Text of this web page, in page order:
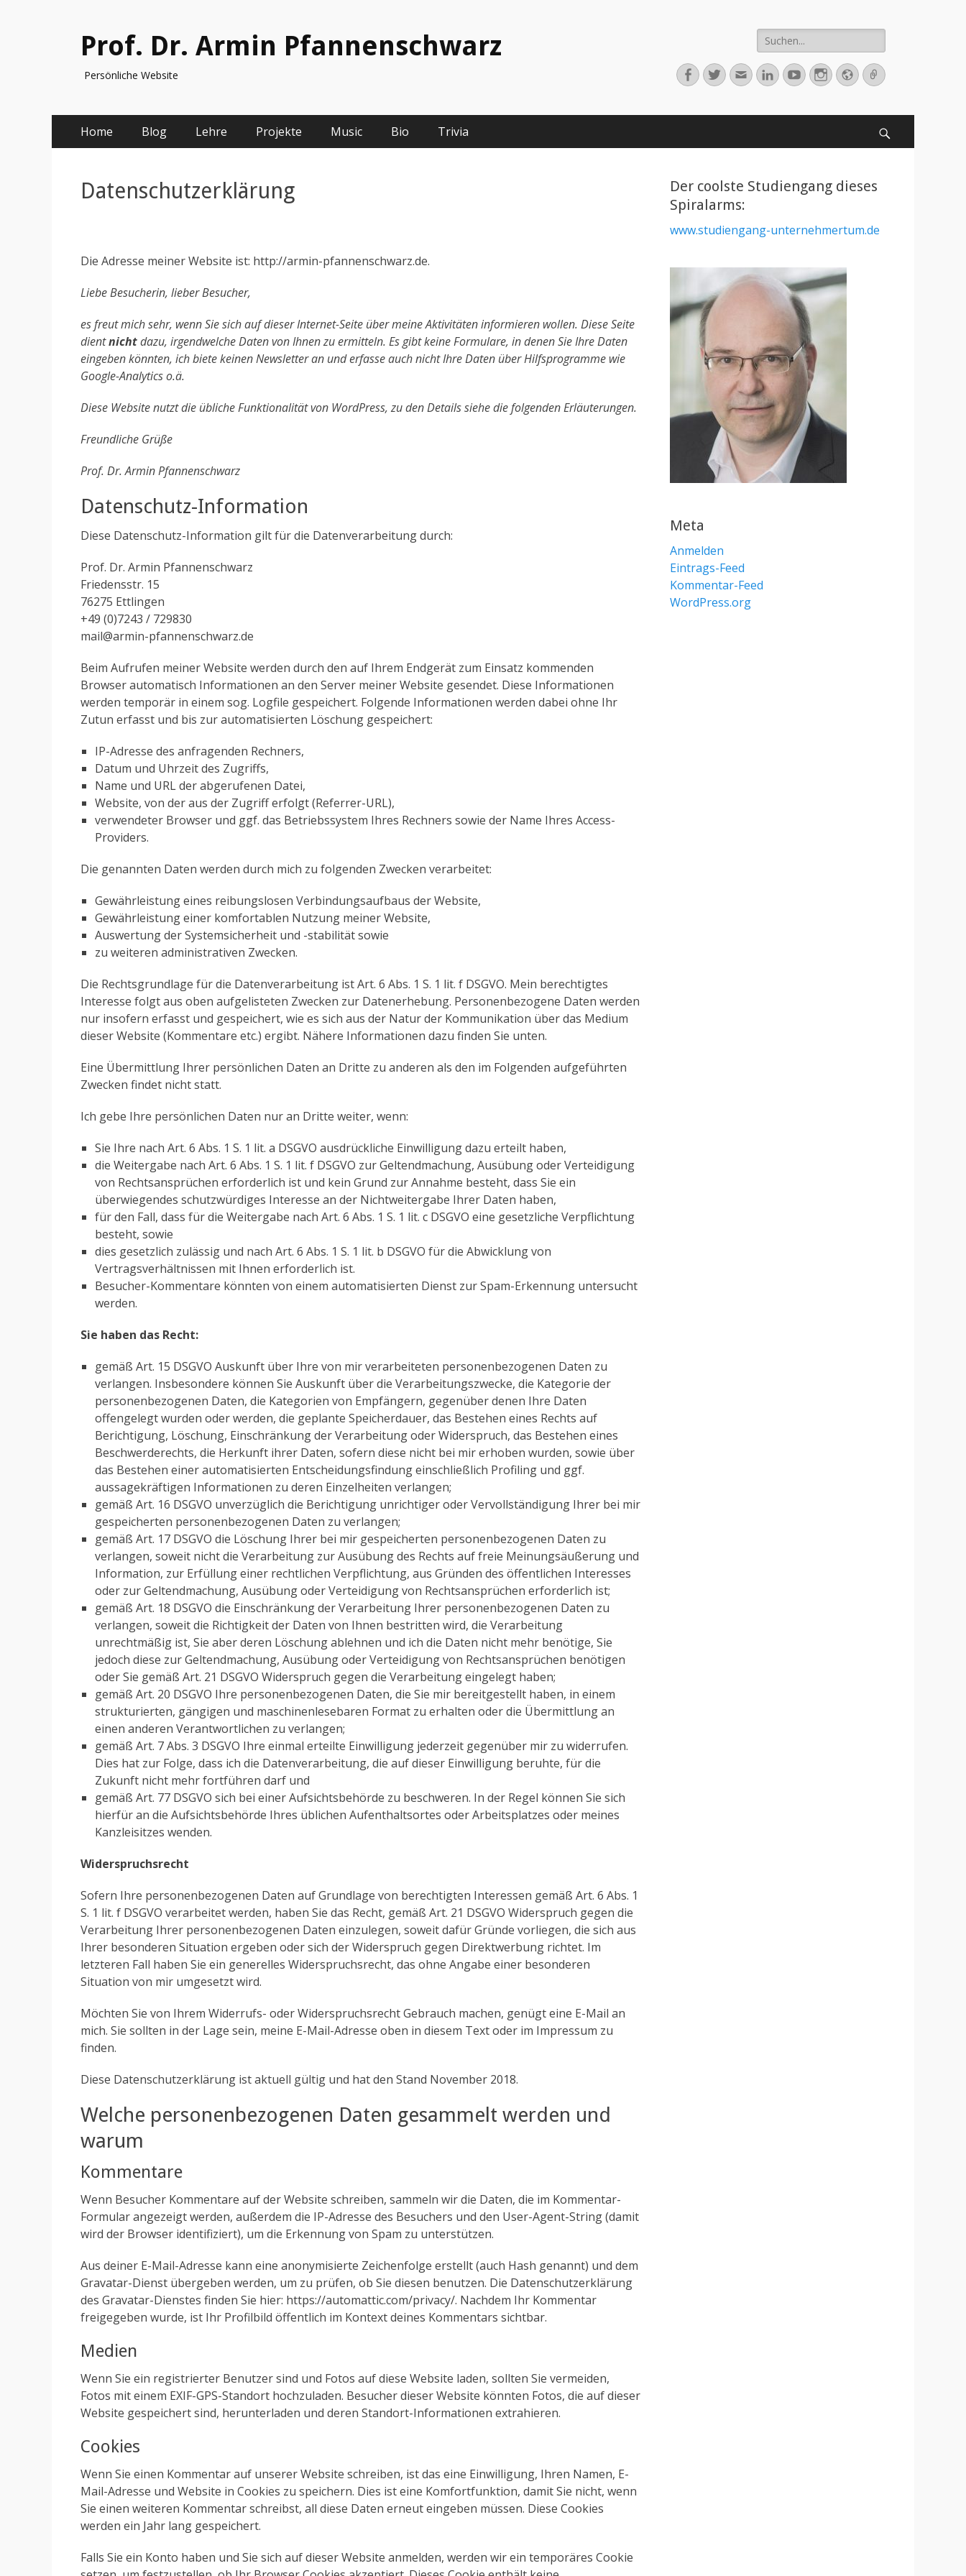
Prof. Dr. Armin Pfannenschwarz
Persönliche Website
Suche
nach:
Facebook
Twitter
E-
Mail-
LinkedInYouTubeInstagram
WebseiteVerknüpfung
Primäres
Menü
zum
Home Blog Lehre Projekte Music Bio Trivia
Datenschutzerklärung
Die Adresse meiner Website ist: http://armin-pfannenschwarz.de.
Liebe Besucherin, lieber Besucher,
es freut mich sehr, wenn Sie sich auf dieser Internet-Seite über meine Aktivitäten informieren wollen. Diese Seite
dientnichtdazu, irgendwelche Daten von Ihnen zu ermitteln. Es gibt keine Formulare, in denen Sie Ihre Daten
eingeben könnten, ich biete keinen Newsletter an und erfasse auch nicht Ihre Daten über Hilfsprogramme wie
Google-Analytics o.ä.
Diese Website nutzt die übliche Funktionalität von WordPress, zu den Details siehe die folgenden Erläuterungen.
Freundliche Grüße
Prof. Dr. Armin Pfannenschwarz
Datenschutz-Information
Diese Datenschutz-Information gilt für die Datenverarbeitung durch:
Prof. Dr. Armin Pfannenschwarz
Friedensstr. 15
76275 Ettlingen
+49 (0)7243 / 729830
mail@armin-pfannenschwarz.de
Beim Aufrufen meiner Website werden durch den auf Ihrem Endgerät zum Einsatz kommenden
Browser automatisch Informationen an den Server meiner Website gesendet. Diese Informationen
werden temporär in einem sog. Logfile gespeichert. Folgende Informationen werden dabei ohne Ihr
Zutun erfasst und bis zur automatisierten Löschung gespeichert:
IP-Adresse des anfragenden Rechners,
Datum und Uhrzeit des Zugriffs,
Name und URL der abgerufenen Datei,
Website, von der aus der Zugriff erfolgt (Referrer-URL),
verwendeter Browser und ggf. das Betriebssystem Ihres Rechners sowie der Name Ihres Access-
Providers.
Die genannten Daten werden durch mich zu folgenden Zwecken verarbeitet:
Gewährleistung eines reibungslosen Verbindungsaufbaus der Website,
Gewährleistung einer komfortablen Nutzung meiner Website,
Auswertung der Systemsicherheit und -stabilität sowie
zu weiteren administrativen Zwecken.
Die Rechtsgrundlage für die Datenverarbeitung ist Art. 6 Abs. 1 S. 1 lit. f DSGVO. Mein berechtigtes
Interesse folgt aus oben aufgelisteten Zwecken zur Datenerhebung. Personenbezogene Daten werden
nur insofern erfasst und gespeichert, wie es sich aus der Natur der Kommunikation über das Medium
dieser Website (Kommentare etc.) ergibt. Nähere Informationen dazu finden Sie unten.
Eine Übermittlung Ihrer persönlichen Daten an Dritte zu anderen als den im Folgenden aufgeführten
Zwecken findet nicht statt.
Ich gebe Ihre persönlichen Daten nur an Dritte weiter, wenn:
Sie Ihre nach Art. 6 Abs. 1 S. 1 lit. a DSGVO ausdrückliche Einwilligung dazu erteilt haben,
die Weitergabe nach Art. 6 Abs. 1 S. 1 lit. f DSGVO zur Geltendmachung, Ausübung oder Verteidigung
von Rechtsansprüchen erforderlich ist und kein Grund zur Annahme besteht, dass Sie ein
überwiegendes schutzwürdiges Interesse an der Nichtweitergabe Ihrer Daten haben,
für den Fall, dass für die Weitergabe nach Art. 6 Abs. 1 S. 1 lit. c DSGVO eine gesetzliche Verpflichtung
besteht, sowie
dies gesetzlich zulässig und nach Art. 6 Abs. 1 S. 1 lit. b DSGVO für die Abwicklung von
Vertragsverhältnissen mit Ihnen erforderlich ist.
Besucher-Kommentare könnten von einem automatisierten Dienst zur Spam-Erkennung untersucht
werden.
Sie haben das Recht:
gemäß Art. 15 DSGVO Auskunft über Ihre von mir verarbeiteten personenbezogenen Daten zu
verlangen. Insbesondere können Sie Auskunft über die Verarbeitungszwecke, die Kategorie der
personenbezogenen Daten, die Kategorien von Empfängern, gegenüber denen Ihre Daten
offengelegt wurden oder werden, die geplante Speicherdauer, das Bestehen eines Rechts auf
Berichtigung, Löschung, Einschränkung der Verarbeitung oder Widerspruch, das Bestehen eines
Beschwerderechts, die Herkunft ihrer Daten, sofern diese nicht bei mir erhoben wurden, sowie über
das Bestehen einer automatisierten Entscheidungsfindung einschließlich Profiling und ggf.
aussagekräftigen Informationen zu deren Einzelheiten verlangen;
gemäß Art. 16 DSGVO unverzüglich die Berichtigung unrichtiger oder Vervollständigung Ihrer bei mir
gespeicherten personenbezogenen Daten zu verlangen;
gemäß Art. 17 DSGVO die Löschung Ihrer bei mir gespeicherten personenbezogenen Daten zu
verlangen, soweit nicht die Verarbeitung zur Ausübung des Rechts auf freie Meinungsäußerung und
Information, zur Erfüllung einer rechtlichen Verpflichtung, aus Gründen des öffentlichen Interesses
oder zur Geltendmachung, Ausübung oder Verteidigung von Rechtsansprüchen erforderlich ist;
gemäß Art. 18 DSGVO die Einschränkung der Verarbeitung Ihrer personenbezogenen Daten zu
verlangen, soweit die Richtigkeit der Daten von Ihnen bestritten wird, die Verarbeitung
unrechtmäßig ist, Sie aber deren Löschung ablehnen und ich die Daten nicht mehr benötige, Sie
jedoch diese zur Geltendmachung, Ausübung oder Verteidigung von Rechtsansprüchen benötigen
oder Sie gemäß Art. 21 DSGVO Widerspruch gegen die Verarbeitung eingelegt haben;
gemäß Art. 20 DSGVO Ihre personenbezogenen Daten, die Sie mir bereitgestellt haben, in einem
strukturierten, gängigen und maschinenlesebaren Format zu erhalten oder die Übermittlung an
einen anderen Verantwortlichen zu verlangen;
gemäß Art. 7 Abs. 3 DSGVO Ihre einmal erteilte Einwilligung jederzeit gegenüber mir zu widerrufen.
Dies hat zur Folge, dass ich die Datenverarbeitung, die auf dieser Einwilligung beruhte, für die
Zukunft nicht mehr fortführen darf und
gemäß Art. 77 DSGVO sich bei einer Aufsichtsbehörde zu beschweren. In der Regel können Sie sich
hierfür an die Aufsichtsbehörde Ihres üblichen Aufenthaltsortes oder Arbeitsplatzes oder meines
Kanzleisitzes wenden.
Widerspruchsrecht
Sofern Ihre personenbezogenen Daten auf Grundlage von berechtigten Interessen gemäß Art. 6 Abs. 1
S. 1 lit. f DSGVO verarbeitet werden, haben Sie das Recht, gemäß Art. 21 DSGVO Widerspruch gegen die
Verarbeitung Ihrer personenbezogenen Daten einzulegen, soweit dafür Gründe vorliegen, die sich aus
Ihrer besonderen Situation ergeben oder sich der Widerspruch gegen Direktwerbung richtet. Im
letzteren Fall haben Sie ein generelles Widerspruchsrecht, das ohne Angabe einer besonderen
Situation von mir umgesetzt wird.
Möchten Sie von Ihrem Widerrufs- oder Widerspruchsrecht Gebrauch machen, genügt eine E-Mail an
mich. Sie sollten in der Lage sein, meine E-Mail-Adresse oben in diesem Text oder im Impressum zu
finden.
Diese Datenschutzerklärung ist aktuell gültig und hat den Stand November 2018.
Welche personenbezogenen Daten gesammelt werden und
warum
Kommentare
Wenn Besucher Kommentare auf der Website schreiben, sammeln wir die Daten, die im Kommentar-
Formular angezeigt werden, außerdem die IP-Adresse des Besuchers und den User-Agent-String (damit
wird der Browser identifiziert), um die Erkennung von Spam zu unterstützen.
Aus deiner E-Mail-Adresse kann eine anonymisierte Zeichenfolge erstellt (auch Hash genannt) und dem
Gravatar-Dienst übergeben werden, um zu prüfen, ob Sie diesen benutzen. Die Datenschutzerklärung
des Gravatar-Dienstes finden Sie hier: https://automattic.com/privacy/. Nachdem Ihr Kommentar
freigegeben wurde, ist Ihr Profilbild öffentlich im Kontext deines Kommentars sichtbar.
Medien
Wenn Sie ein registrierter Benutzer sind und Fotos auf diese Website laden, sollten Sie vermeiden,
Fotos mit einem EXIF-GPS-Standort hochzuladen. Besucher dieser Website könnten Fotos, die auf dieser
Website gespeichert sind, herunterladen und deren Standort-Informationen extrahieren.
Cookies
Wenn Sie einen Kommentar auf unserer Website schreiben, ist das eine Einwilligung, Ihren Namen, E-
Mail-Adresse und Website in Cookies zu speichern. Dies ist eine Komfortfunktion, damit Sie nicht, wenn
Sie einen weiteren Kommentar schreibst, all diese Daten erneut eingeben müssen. Diese Cookies
werden ein Jahr lang gespeichert.
Falls Sie ein Konto haben und Sie sich auf dieser Website anmelden, werden wir ein temporäres Cookie
Der coolste Studiengang dieses
Spiralarms:
www.studiengang-unternehmertum.de
Meta
Anmelden
Eintrags-Feed
Kommentar-Feed
WordPress.org